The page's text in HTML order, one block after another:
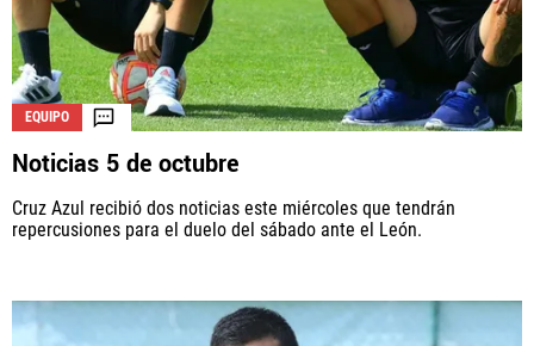
EQUIPO
Noticias 5 de octubre
Cruz Azul recibió dos noticias este miércoles que tendrán
repercusiones para el duelo del sábado ante el León.